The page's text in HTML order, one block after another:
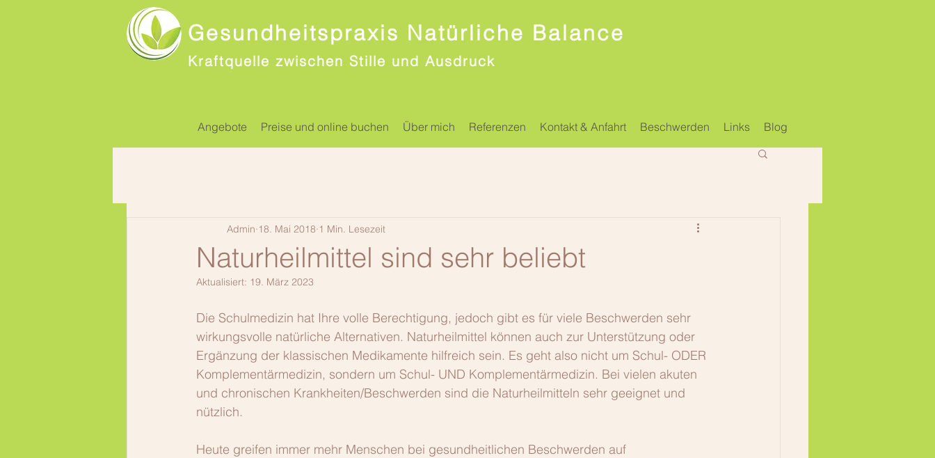
Gesundheitspraxis Natürliche Balance
Kraftquelle zwischen Stille und Ausdruck
Angebote Preise und online buchen Über mich Referenzen Kontakt & Anfahrt Beschwerden Links Blog
Naturheilmittel sind sehr beliebt
Admin 18. Mai 2018 1 Min. Lesezeit
Aktualisiert: 19. März 2023
Die Schulmedizin hat Ihre volle Berechtigung, jedoch gibt es für viele Beschwerden sehr
wirkungsvolle natürliche Alternativen. Naturheilmittel können auch zur Unterstützung oder
Ergänzung der klassischen Medikamente hilfreich sein. Es geht also nicht um Schul- ODER
Komplementärmedizin, sondern um Schul- UND Komplementärmedizin. Bei vielen akuten
und chronischen Krankheiten/Beschwerden sind die Naturheilmitteln sehr geeignet und
nützlich.
Heute greifen immer mehr Menschen bei gesundheitlichen Beschwerden auf